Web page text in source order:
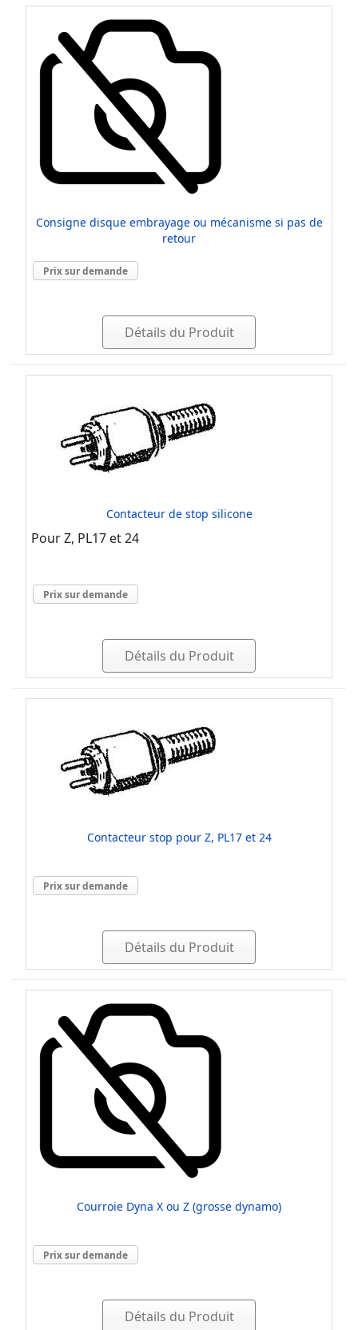
Consigne disque embrayage ou mécanisme si pas de
retour
Prix sur demande
Détails du Produit
Contacteur de stop silicone
Pour Z, PL17 et 24
Prix sur demande
Détails du Produit
Contacteur stop pour Z, PL17 et 24
Prix sur demande
Détails du Produit
Courroie Dyna X ou Z (grosse dynamo)
Prix sur demande
Détails du Produit